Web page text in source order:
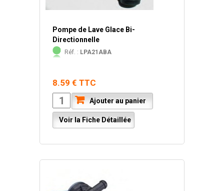
Pompe de Lave Glace Bi-
Directionnelle
Réf. : LPA21ABA
8.59 € TTC
Ajouter au panier
Voir la Fiche Détaillée